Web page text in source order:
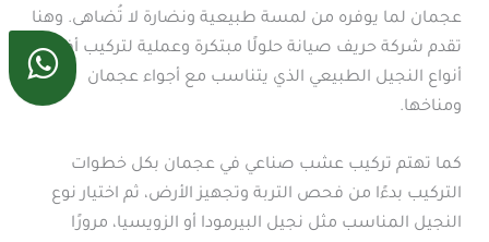
عجمان لما يوفره من لمسة طبيعية ونضارة لا تُضاهى. وهنا
تقدم شركة حريف صيانة حلولًا مبتكرة وعملية لتركيب أفضل
أنواع النجيل الطبيعي الذي يتناسب مع أجواء عجمان
ومناخها.
كما تهتم تركيب عشب صناعي في عجمان بكل خطوات
التركيب بدءًا من فحص التربة وتجهيز الأرض، ثم اختيار نوع
النجيل المناسب مثل نجيل البيرمودا أو الزويسيا، مرورًا